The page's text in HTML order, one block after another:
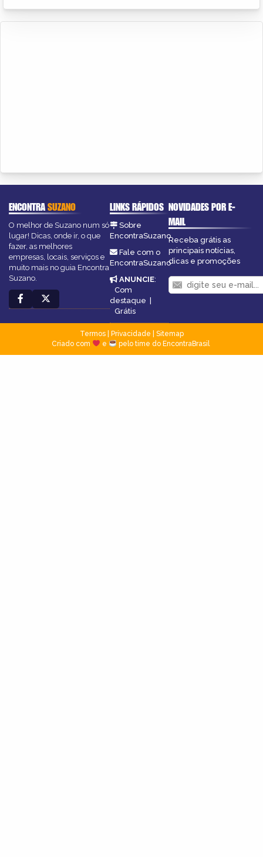
ENCONTRASUZANO
O melhor de Suzano num só
lugar! Dicas, onde ir, o que
fazer, as melhores
empresas, locais, serviços e
muito mais no guia Encontra
Suzano.
LINKS RÁPIDOS
Sobre
EncontraSuzano
Fale com o
EncontraSuzano
ANUNCIE:
Com
destaque |
Grátis
NOVIDADES POR E-
MAIL
Receba grátis as
principais notícias,
dicas e promoções
Termos| Privacidade
Sitemap
Criado com
e pelo time do EncontraBrasil